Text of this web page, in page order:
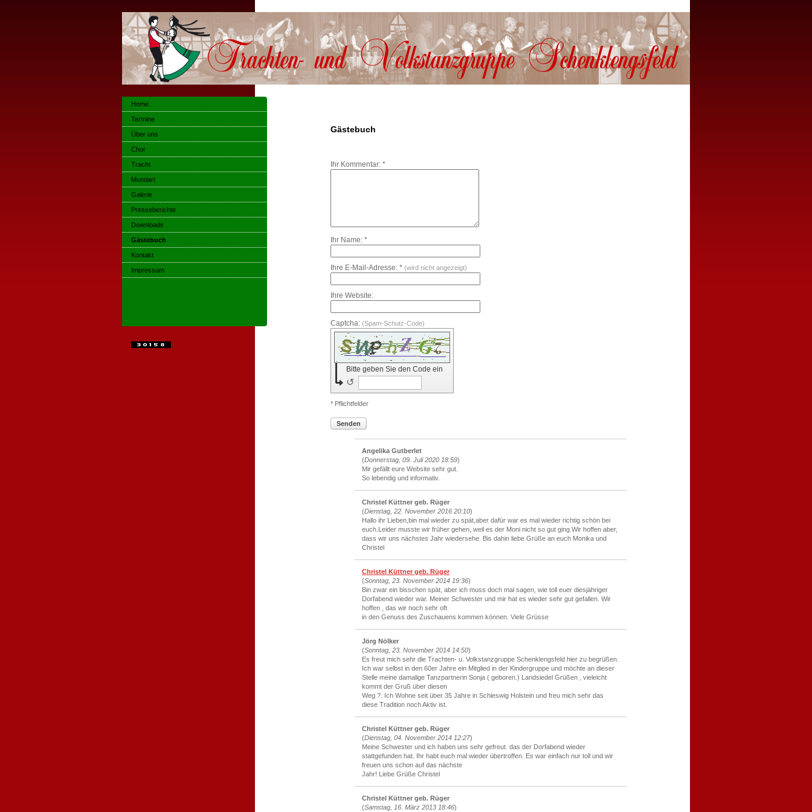
Gästebuch
Ihr Kommentar: *
Ihr Name: *
Ihre E-Mail-Adresse: * (wird nicht angezeigt)
Ihre Website:
Captcha: (Spam-Schutz-Code)
Bitte geben Sie den Code ein
↺
* Pflichtfelder
Senden
Angelika Gutberlet
(Donnerstag, 09. Juli 2020 18:59)
Mir gefällt eure Website sehr gut.
So lebendig und informativ.
Christel Küttner geb. Rüger
(Dienstag, 22. November 2016 20:10)
Hallo ihr Lieben,bin mal wieder zu spät,aber dafür war es mal wieder richtig schön bei
euch.Leider musste wir früher gehen, weil es der Moni nicht so gut ging.Wir hoffen aber,
dass wir uns nächstes Jahr wiedersehe. Bis dahin liebe Grüße an euch Monika und
Christel
Christel Küttner geb. Rüger
(Sonntag, 23. November 2014 19:36)
Bin zwar ein bisschen spät, aber ich muss doch mal sagen, wie toll euer diesjähriger
Dorfabend wieder war. Meiner Schwester und mir hat es wieder sehr gut gefallen. Wir
hoffen , das wir noch sehr oft
in den Genuss des Zuschauens kommen können. Viele Grüsse
Jörg Nölker
(Sonntag, 23. November 2014 14:50)
Es freut mich sehr die Trachten- u. Volkstanzgruppe Schenklengsfeld hier zu begrüßen.
Ich war selbst in den 60er Jahre ein Mitglied in der Kindergruppe und möchte an dieser
Stelle meine damalige Tanzpartnerin Sonja ( geboren.) Landsiedel Grüßen , vieleicht
kommt der Gruß über diesen
Weg ?. Ich Wohne seit über 35 Jahre in Schleswig Holstein und freu mich sehr das
diese Tradition noch Aktiv ist.
Christel Küttner geb. Rüger
(Dienstag, 04. November 2014 12:27)
Meine Schwester und ich haben uns sehr gefreut. das der Dorfabend wieder
stattgefunden hat. Ihr habt euch mal wieder übertroffen. Es war einfach nur toll und wir
freuen uns schon auf das nächste
Jahr! Liebe Grüße Christel
Christel Küttner geb. Rüger
(Samstag, 16. März 2013 18:46)
Home
Termine
Über uns
Chor
Tracht
Mundart
Galerie
Presseberichte
Downloads
Gästebuch
Kontakt
Impressum